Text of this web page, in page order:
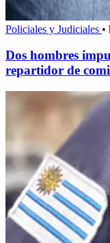
Policiales y Judiciales •
Dos hombres
repartidor de